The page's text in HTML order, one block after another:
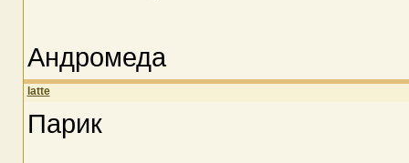
Андромеда
latte
Парик